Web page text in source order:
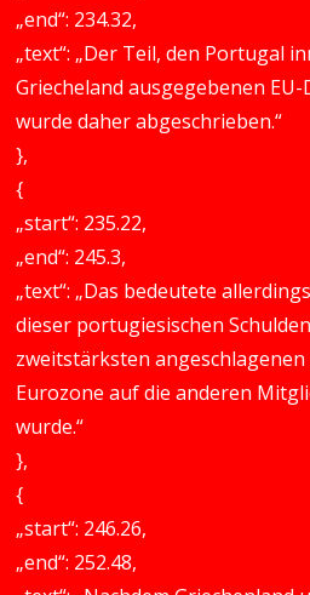
„end“: 234.32,
„text“: „Der Teil, den Portugal
Griecheland ausgegebenen
wurde daher abgeschrieben.“
},
{
„start“: 235.22,
„end“: 245.3,
„text“: „Das bedeutete
dieser portugiesischen
zweitstärksten
Eurozone auf die anderen
wurde.“
},
{
„start“: 246.26,
„end“: 252.48,